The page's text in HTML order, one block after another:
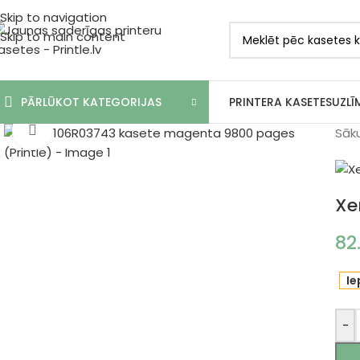
Skip to navigation
Skip to main content
PĀRLŪKOT KATEGORIJAS PRINTERA KASETES
Klikšķiniet, lai palielinātu
-